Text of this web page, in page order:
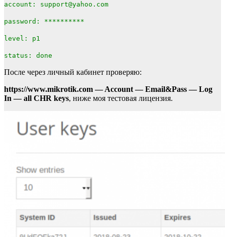
account: support@yahoo.com
password: **********
level: p1
status: done
После через личный кабинет проверяю:
https://www.mikrotik.com — Account — Email&Pass — Log
In — all CHR keys, ниже моя тестовая лицензия.